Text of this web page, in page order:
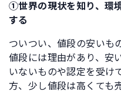
①世界の現状を知り、環
する
ついつい、値段の安いも
値段には理由があり、安
いないものや認定を受け
方、少し値段は高くても